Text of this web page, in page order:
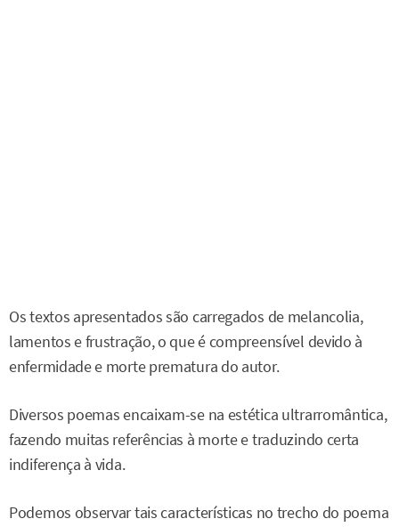
Os textos apresentados são carregados de melancolia,
lamentos e frustração, o que é compreensível devido à
enfermidade e morte prematura do autor.
Diversos poemas encaixam-se na estética ultrarromântica,
fazendo muitas referências à morte e traduzindo certa
indiferença à vida.
Podemos observar tais características no trecho do poema